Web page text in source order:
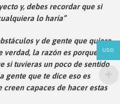
y, debes recordar que si
lo haría”
y de gente que quiere
verdad, la razón es porque
si tuvieras un poco de sentido
gente que te dice eso es
creen capaces de hacer estas
USD